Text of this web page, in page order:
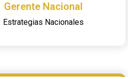
Gerente Nacional
Estrategias Nacionales